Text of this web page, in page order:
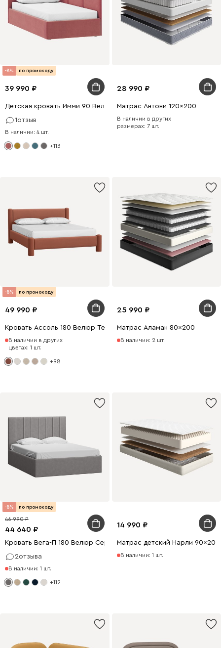
-8% по промокоду
39 990
Детская кровать Имми 90 Велюр Розовый
1отзыв
В наличии: 4 шт.
+113
28 990
Матрас Антони 120x200
В наличии в других
размерах: 7 шт.
-8% по промокоду
49 990
Кровать Ассоль 180 Велюр Терракотовый
В наличии в других
цветах: 1 шт.
+98
25 990
Матрас Аламан 80x200
В наличии: 2 шт.
-8% по промокоду
44 640
46 990
Кровать Вега-П 180 Велюр Серый
2отзыва
В наличии: 1 шт.
+112
14 990
Матрас детский Нарли 90x200
В наличии: 1 шт.